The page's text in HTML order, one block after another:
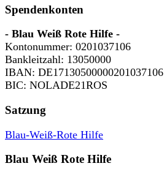
Spendenkonten
- Blau Weiß Rote Hilfe -
Kontonummer: 0201037106
Bankleitzahl: 13050000
IBAN: DE17130500000201037106
BIC: NOLADE21ROS
Satzung
Blau-Weiß-Rote Hilfe
Blau Weiß Rote Hilfe